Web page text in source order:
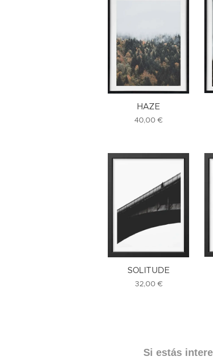
HAZE
40,00 €
SOLITUDE
32,00 €
Si estás